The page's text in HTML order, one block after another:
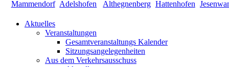
Aktuelles
Veranstaltungen
Gesamtveranstaltungs Kalender
Sitzungsangelegenheiten
Aus dem Verkehrsausschuss